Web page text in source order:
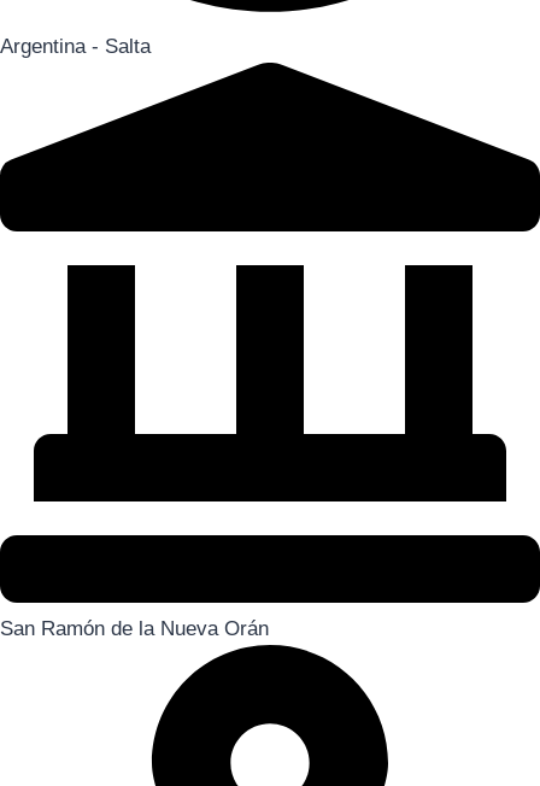
Argentina - Salta
San Ramón de la Nueva Orán